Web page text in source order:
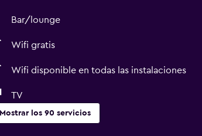
Bar/lounge
Wifi gratis
Wifi disponible en todas las instalaciones
TV
Mostrar los 90 servicios